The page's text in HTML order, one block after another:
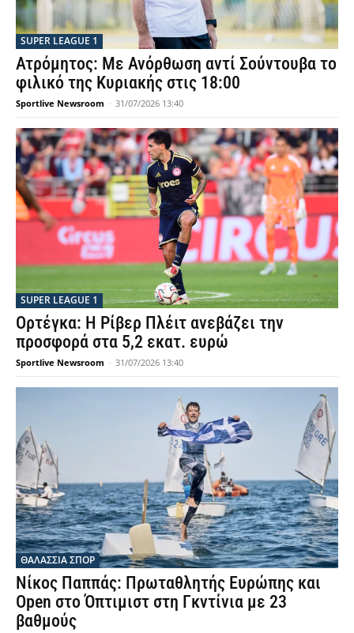
SUPER LEAGUE 1
Ατρόμητος: Με Ανόρθωση αντί Σούντουβα το
φιλικό της Κυριακής στις 18:00
Sportlive Newsroom - 31/07/2026 13:40
SUPER LEAGUE 1
Ορτέγκα: Η Ρίβερ Πλέιτ ανεβάζει την
προσφορά στα 5,2 εκατ. ευρώ
Sportlive Newsroom - 31/07/2026 13:40
ΘΑΛΆΣΣΙΑ ΣΠΟΡ
Νίκος Παππάς: Πρωταθλητής Ευρώπης και
Open στο Όπτιμιστ στη Γκντίνια με 23
βαθμούς